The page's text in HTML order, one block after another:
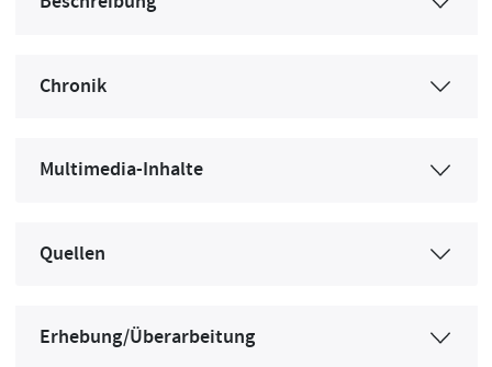
Chronik
Multimedia-Inhalte
Quellen
Erhebung/Überarbeitung